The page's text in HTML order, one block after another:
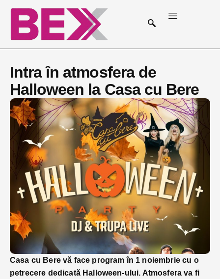
Intra în atmosfera de
Halloween la Casa cu Bere
Casa cu Bere vă face program în 1 noiembrie cu o
petrecere dedicată Halloween-ului. Atmosfera va fi